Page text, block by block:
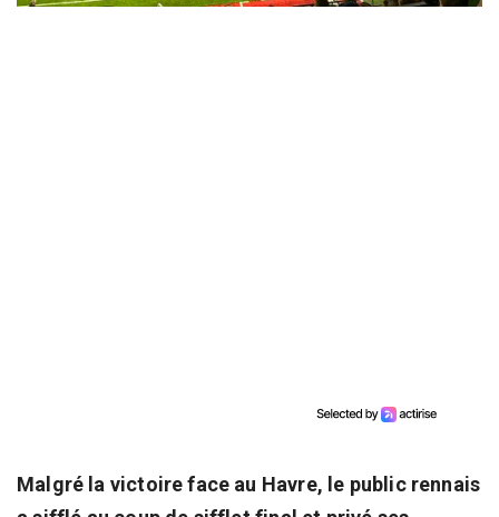
Malgré la victoire face au Havre, le public rennais